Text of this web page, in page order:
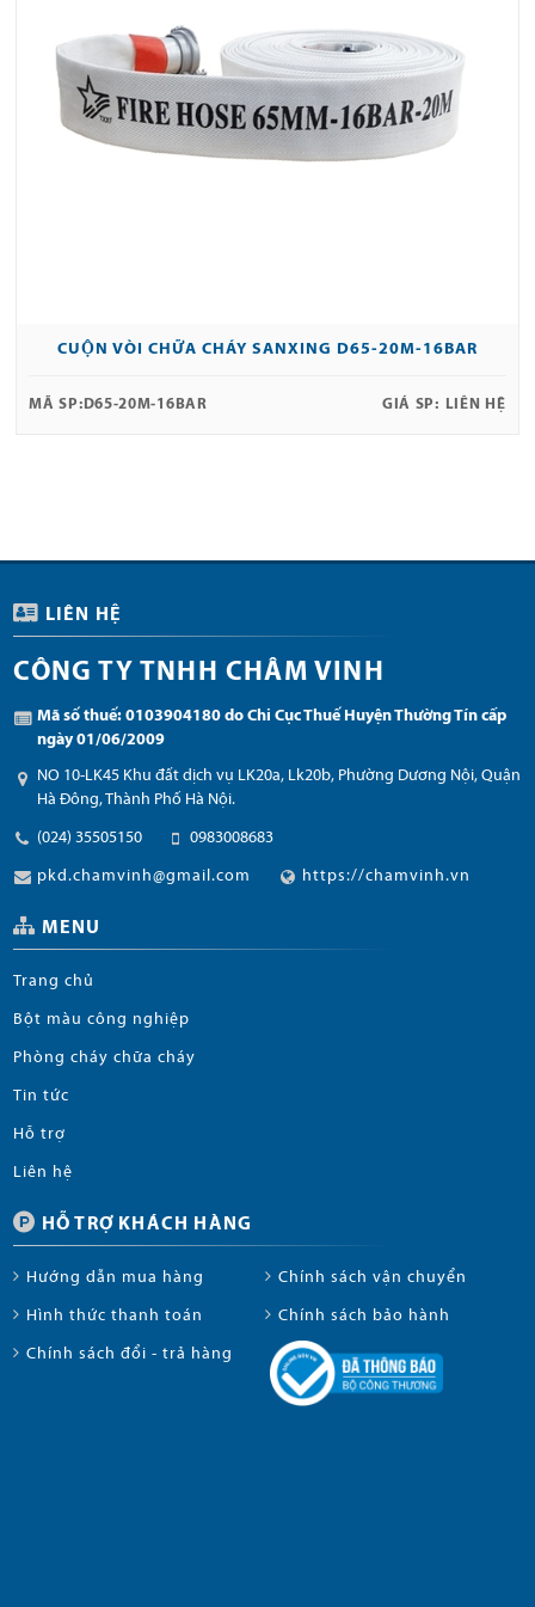
CUỘN VÒI CHỮA CHÁY SANXING D65-20M-16BAR
MÃ SP: D65-20M-16BAR GIÁ SP: LIÊN HỆ
LIÊN HỆ
CÔNG TY TNHH CHÂM VINH
Mã số thuế: 0103904180 do Chi Cục Thuế Huyện Thường Tín cấp
ngày 01/06/2009
NO 10-LK45 Khu đất dịch vụ LK20a, Lk20b, Phường Dương Nội, Quận
Hà Đông, Thành Phố Hà Nội.
(024) 35505150 0983008683
pkd.chamvinh@gmail.com https://chamvinh.vn
MENU
Trang chủ
Bột màu công nghiệp
Phòng cháy chữa cháy
Tin tức
Hỗ trợ
Liên hệ
HỖ TRỢ KHÁCH HÀNG
Hướng dẫn mua hàng Chính sách vận chuyển
Hình thức thanh toán Chính sách bảo hành
Chính sách đổi - trả hàng